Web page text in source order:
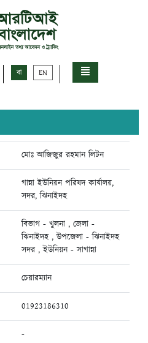
বা EN
মোঃ আজিজুর রহমান লিটন
গান্না ইউনিয়ন পরিষদ কার্যালয়,
সদর, ঝিনাইদহ
বিভাগ - খুলনা , জেলা -
ঝিনাইদহ , উপজেলা - ঝিনাইদহ
সদর , ইউনিয়ন - সাগান্না
চেয়ারম্যান
01923186310
-